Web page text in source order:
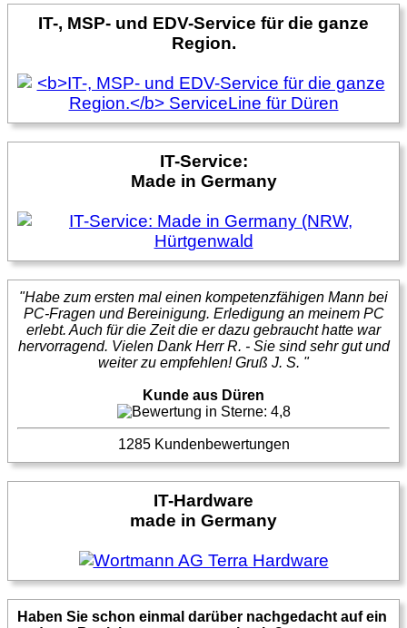
IT-, MSP- und EDV-Service für die ganze
Region.
IT-Service:
Made in Germany
"Habe zum ersten mal einen kompetenzfähigen Mann bei
PC-Fragen und Bereinigung. Erledigung an meinem PC
erlebt. Auch für die Zeit die er dazu gebraucht hatte war
hervorragend. Vielen Dank Herr R. - Sie sind sehr gut und
weiter zu empfehlen! Gruß J. S. "
Kunde aus Düren
1285 Kundenbewertungen
IT-Hardware
made in Germany
Haben Sie schon einmal darüber nachgedacht auf ein